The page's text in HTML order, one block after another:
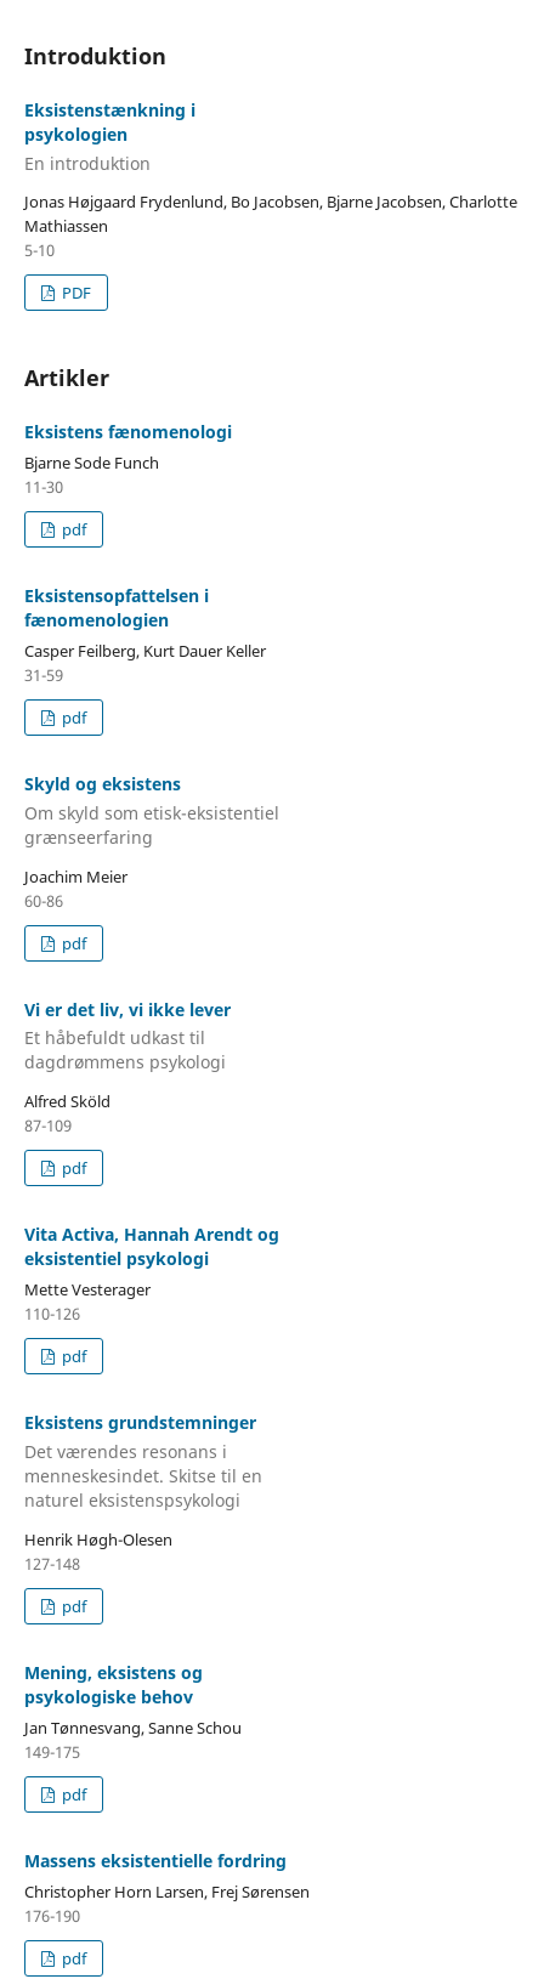
Introduktion
Eksistenstænkning i
psykologien
En introduktion
Jonas Højgaard Frydenlund, Bo Jacobsen, Bjarne Jacobsen, Charlotte
Mathiassen
5-10
PDF
Artikler
Eksistens fænomenologi
Bjarne Sode Funch
11-30
pdf
Eksistensopfattelsen i
fænomenologien
Casper Feilberg, Kurt Dauer Keller
31-59
pdf
Skyld og eksistens
Om skyld som etisk-eksistentiel
grænseerfaring
Joachim Meier
60-86
pdf
Vi er det liv, vi ikke lever
Et håbefuldt udkast til
dagdrømmens psykologi
Alfred Sköld
87-109
pdf
Vita Activa, Hannah Arendt og
eksistentiel psykologi
Mette Vesterager
110-126
pdf
Eksistens grundstemninger
Det værendes resonans i
menneskesindet. Skitse til en
naturel eksistenspsykologi
Henrik Høgh-Olesen
127-148
pdf
Mening, eksistens og
psykologiske behov
Jan Tønnesvang, Sanne Schou
149-175
pdf
Massens eksistentielle fordring
Christopher Horn Larsen, Frej Sørensen
176-190
pdf